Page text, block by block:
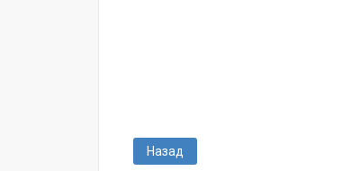
Назад